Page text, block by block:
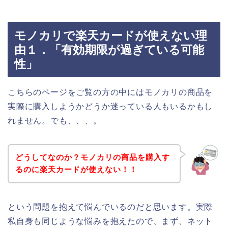
モノカリで楽天カードが使えない理
由１．「有効期限が過ぎている可能
性」
こちらのページをご覧の方の中にはモノカリの商品を
実際に購入しようかどうか迷っている人もいるかもし
れません。でも、、、。
どうしてなのか？モノカリの商品を購入す
るのに楽天カードが使えない！！
という問題を抱えて悩んでいるのだと思います。実際
私自身も同じような悩みを抱えたので、まず、ネット